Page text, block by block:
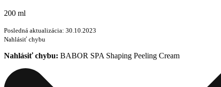
200 ml
Posledná aktualizácia: 30.10.2023
Nahlásiť chybu
Nahlásiť chybu: BABOR SPA Shaping Peeling Cream